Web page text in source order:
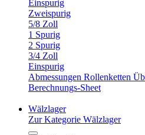
Einspurig
Zweispurig
5/8 Zoll
1 Spurig
2 Spurig
3/4 Zoll
Einspurig
Abmessungen Rollenketten
Berechnungs-Sheet
Wälzlager
Zur Kategorie Wälzlager